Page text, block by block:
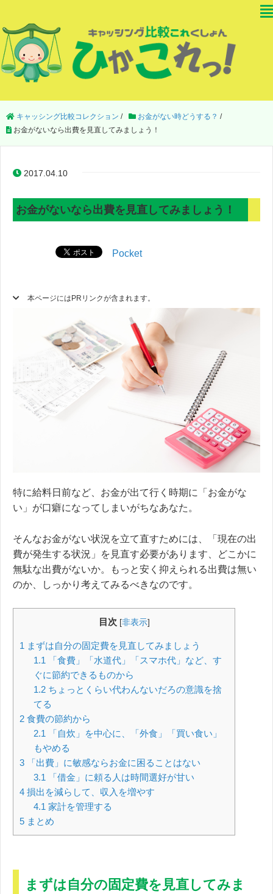
キャッシング比較コレクション / お金がない時どうする？ /
お金がないなら出費を見直してみましょう！
2017.04.10
お金がないなら出費を見直してみましょう！
Pocket
本ページにはPRリンクが含まれます。
特に給料日前など、お金が出て行く時期に「お金がな
い」が口癖になってしまいがちなあなた。
そんなお金がない状況を立て直すためには、「現在の出
費が発生する状況」を見直す必要があります、どこかに
無駄な出費がないか。もっと安く抑えられる出費は無い
のか、しっかり考えてみるべきなのです。
目次 [非表示]
1 まずは自分の固定費を見直してみましょう
1.1 「食費」「水道代」「スマホ代」など、す
ぐに節約できるものから
1.2ちょっとくらい代わんないだろの意識を捨
てる
2 食費の節約から
2.1 「自炊」を中心に、「外食」「買い食い」
もやめる
3 「出費」に敏感ならお金に困ることはない
3.1 「借金」に頼る人は時間選好が甘い
4 損出を減らして、収入を増やす
4.1 家計を管理する
5 まとめ
まずは自分の固定費を見直してみま